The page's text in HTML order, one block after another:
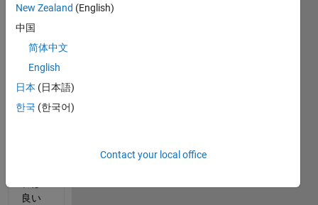
たが
った
直線
画し
たい
で
す。
良い
New Zealand (English)
中国
简体中文
English
日本 (日本語)
한국 (한국어)
Contact your local office